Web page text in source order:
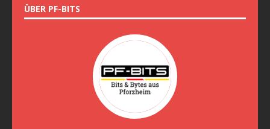
ÜBER PF-BITS